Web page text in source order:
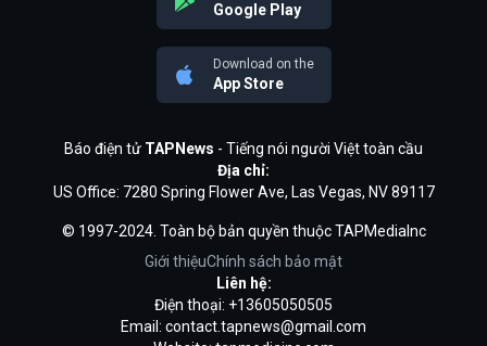
Google Play
Download on the
App Store
Báo điện tử TAPNews - Tiếng nói người Việt toàn cầu
Địa chỉ:
US Office: 7280 Spring Flower Ave, Las Vegas, NV 89117
© 1997-2024. Toàn bộ bản quyền thuộc TAPMediaInc
Giới thiệuChính sách bảo mật
Liên hệ:
Điện thoại: +13605050505
Email: contact.tapnews@gmail.com